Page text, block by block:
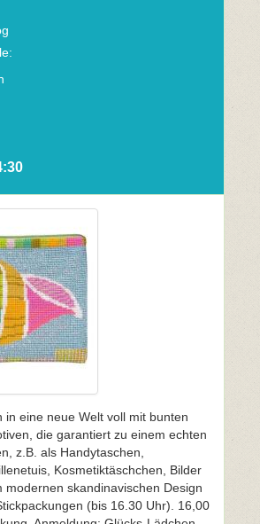
in eine neue Welt voll mit bunten
die garantiert zu einem echten
z.B. als Handytaschen,
Kosmetiktäschchen, Bilder
modernen skandinavischen Design
(bis 16.30 Uhr). 16,00